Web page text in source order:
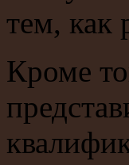
тем, как
Кроме